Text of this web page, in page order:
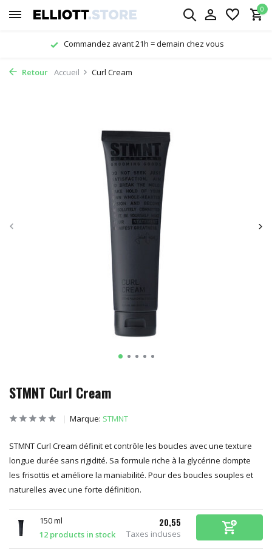
0
Commandez avant 21h = demain chez vous
Retour Accueil Curl Cream
STMNT Curl Cream
Marque: STMNT
STMNT Curl Cream définit et contrôle les boucles avec une texture
longue durée sans rigidité. Sa formule riche à la glycérine dompte
les frisottis et améliore la maniabilité. Pour des boucles souples et
naturelles avec une forte définition.
150 ml
12 products in stock
20,55
Taxes incluses